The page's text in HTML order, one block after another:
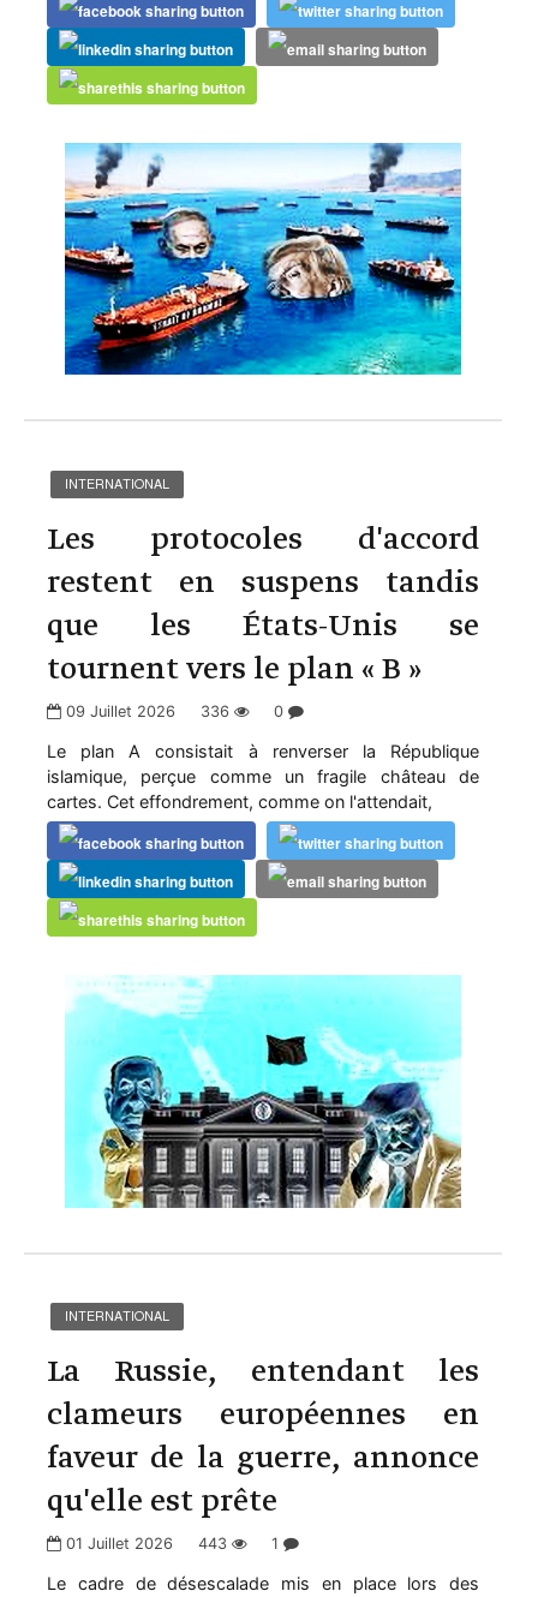
INTERNATIONAL
Les protocoles d'accord
restent en suspens tandis
que les États-Unis se
tournent vers le plan « B »
09 Juillet 2026 336 0
Le plan A consistait à renverser la République
islamique, perçue comme un fragile château de
cartes. Cet effondrement, comme on l'attendait,
INTERNATIONAL
La Russie, entendant les
clameurs européennes en
faveur de la guerre, annonce
qu'elle est prête
01 Juillet 2026 443 1
Le cadre de désescalade mis en place lors des